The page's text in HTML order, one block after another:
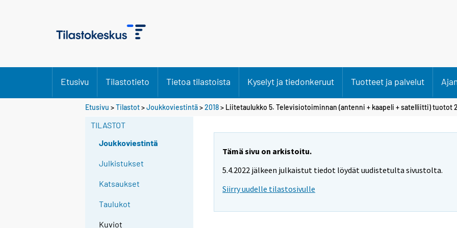
Etusivu Tilastotieto Tietoa tilastoista Kyselyt ja tiedonkeruut Tuotteet ja palvelut
Etusivu >Tilastot>Joukkoviestintä>2018> Liitetaulukko 5. Televisiotoiminnan (antenni + kaapeli + satelliitti) tuotot
TILASTOT
Joukkoviestintä
Julkistukset
Katsaukset
Taulukot
Kuviot
Tämä sivu on arkistoitu.
5.4.2022 jälkeen julkaistut tiedot löydät uudistetulta sivustolta.
Siirry uudelle tilastosivulle